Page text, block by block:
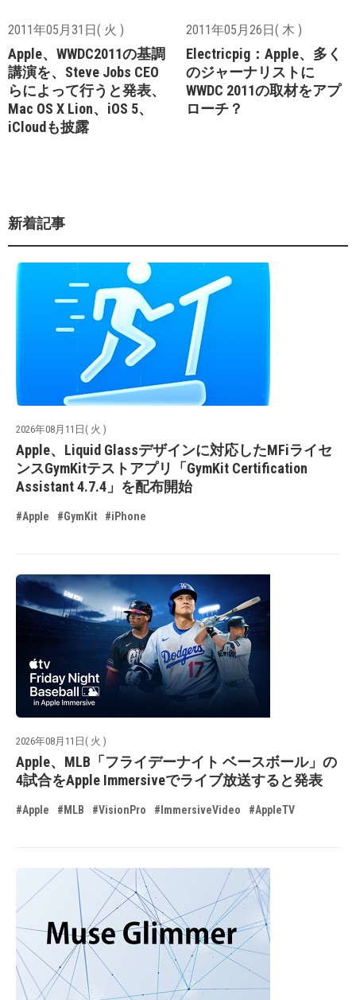
2011年05月31日( 火 )
Apple、WWDC2011の基調
講演を、Steve Jobs CEO
らによって行うと発表、
Mac OS X Lion、iOS 5、
iCloudも披露
2011年05月26日( 木 )
Electricpig：Apple、多く
のジャーナリストに
WWDC 2011の取材をアプ
ローチ？
新着記事
2026年08月11日( 火 )
Apple、Liquid Glassデザインに対応したMFiライセ
ンスGymKitテストアプリ「GymKit Certification
Assistant 4.7.4」を配布開始
#Apple #GymKit #iPhone
2026年08月11日( 火 )
Apple、MLB「フライデーナイト ベースボール」の
4試合をApple Immersiveでライブ放送すると発表
#Apple #MLB #VisionPro #ImmersiveVideo #AppleTV